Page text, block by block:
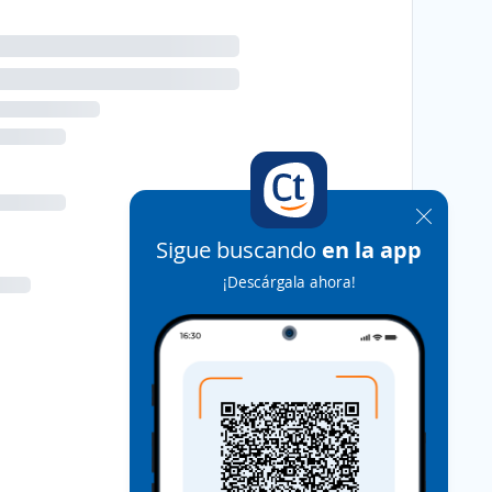
Sigue buscando en la app
¡Descárgala ahora!